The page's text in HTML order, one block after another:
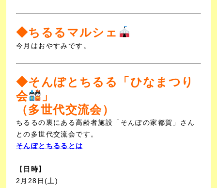
◆ちるるマルシェ
今月はおやすみです。
◆そんぽとちるる「ひなまつり
会 」
（多世代交流会）
ちるるの裏にある高齢者施設「そんぽの家都賀」さん
との多世代交流会です。
そんぽとちるるとは
【 日時】
2月28日(土)